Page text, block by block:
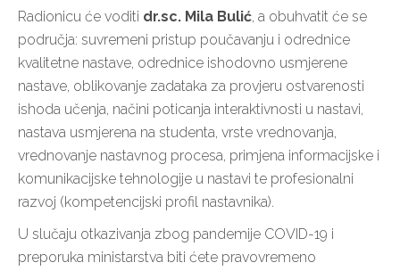
Radionicu će voditi dr.sc. Mila Bulić, a obuhvatit će se
područja: suvremeni pristup poučavanju i odrednice
kvalitetne nastave, odrednice ishodovno usmjerene
nastave, oblikovanje zadataka za provjeru ostvarenosti
ishoda učenja, načini poticanja interaktivnosti u nastavi,
nastava usmjerena na studenta, vrste vrednovanja,
vrednovanje nastavnog procesa, primjena informacijske i
komunikacijske tehnologije u nastavi te profesionalni
razvoj (kompetencijski profil nastavnika).
U slučaju otkazivanja zbog pandemije COVID-19 i
preporuka ministarstva biti ćete pravovremeno